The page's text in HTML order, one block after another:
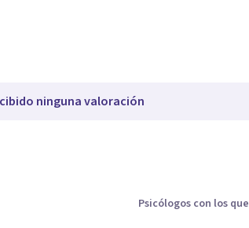
ninguna valoración
Psicólogos con los